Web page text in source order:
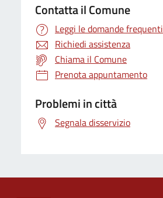
Contatta il Comune
Leggi le domande frequenti
Richiedi assistenza
Chiama il Comune
Prenota appuntamento
Problemi in città
Segnala disservizio